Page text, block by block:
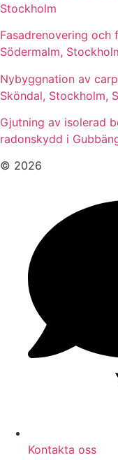
Stockholm
Fasadrenovering och
Södermalm,
Nybyggnation av
Sköndal, Stockholm,
Gjutning av isolerad
radonskydd i
© 2026
Kontakta oss